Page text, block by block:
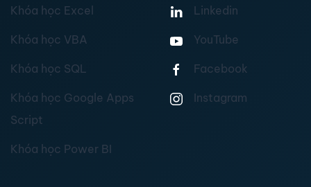
Khóa học Excel
Khóa học VBA
Khóa học SQL
Khóa học Google Apps
Script
Khóa học Power BI
Linkedin
YouTube
Facebook
Instagram